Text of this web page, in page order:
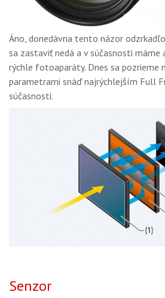
Áno, donedávna tento názor
sa zastaviť nedá a v súčasnosti máme
rýchle fotoaparáty. Dnes sa pozrieme
parametrami snáď najrýchlejším Full
súčasnosti.
Senzor